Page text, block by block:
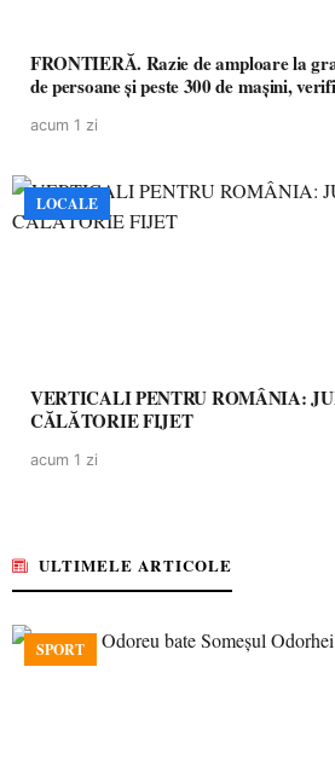
FRONTIERĂ. Razie de amploare la
de persoane și peste 300 de mașini,
acum 1 zi
LOCALE
VERTICALI PENTRU ROMÂNIA:
CĂLĂTORIE FIJET
acum 1 zi
ULTIMELE ARTICOLE
SPORT